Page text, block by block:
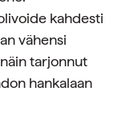
kahdesti
vähensi
tarjonnut
hankalaan